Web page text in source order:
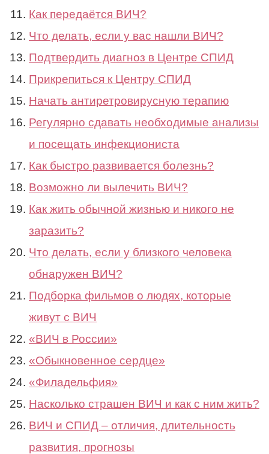
Как передаётся ВИЧ?
Что делать, если у вас нашли ВИЧ?
Подтвердить диагноз в Центре СПИД
Прикрепиться к Центру СПИД
Начать антиретровирусную терапию
Регулярно сдавать необходимые анализы
и посещать инфекциониста
Как быстро развивается болезнь?
Возможно ли вылечить ВИЧ?
Как жить обычной жизнью и никого не
заразить?
Что делать, если у близкого человека
обнаружен ВИЧ?
Подборка фильмов о людях, которые
живут с ВИЧ
«ВИЧ в России»
«Обыкновенное сердце»
«Филадельфия»
Насколько страшен ВИЧ и как с ним жить?
ВИЧ и СПИД – отличия, длительность
развития, прогнозы